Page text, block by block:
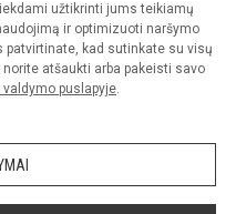
užtikrinti jums teikiamų
ir optimizuoti naršymo
patvirtinate, kad sutinkate su visų
atšaukti arba pakeisti savo
valdymo puslapyje.
Visos teisės saugomos.
sutikimo griežtai draudžiama.
Slapukų valdymas